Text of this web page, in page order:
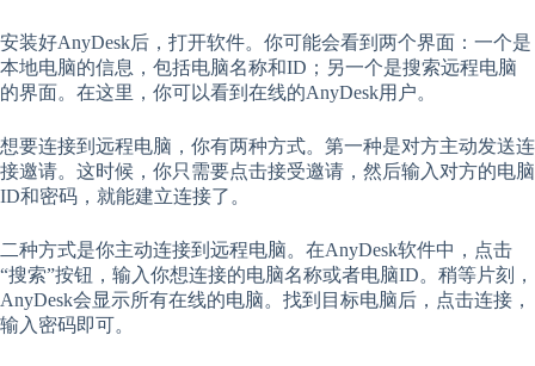
安装好AnyDesk后，打开软件。你可能会看到两个界面：一个是
本地电脑的信息，包括电脑名称和ID；另一个是搜索远程电脑
的界面。在这里，你可以看到在线的AnyDesk用户。
想要连接到远程电脑，你有两种方式。第一种是对方主动发送连
接邀请。这时候，你只需要点击接受邀请，然后输入对方的电脑
ID和密码，就能建立连接了。
二种方式是你主动连接到远程电脑。在AnyDesk软件中，点击
“搜索”按钮，输入你想连接的电脑名称或者电脑ID。稍等片刻，
AnyDesk会显示所有在线的电脑。找到目标电脑后，点击连接，
输入密码即可。